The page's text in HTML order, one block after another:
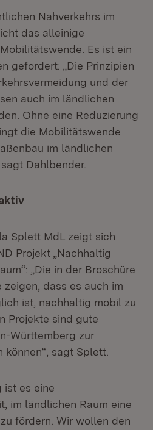
Nahverkehrs im
das alleinige
Es ist ein
gefordert: „Die Prinzipien
und der
auch im ländlichen
Ohne eine Reduzierung
die Mobilitätswende
im ländlichen
Dahlbender.
Splett MdL zeigt sich
Projekt „Nachhaltig
„Die in der Broschüre
dass es auch im
ist, nachhaltig mobil zu
Projekte sind gute
Württemberg zur
sagt Splett.
ist es eine
im ländlichen Raum eine
fördern. Wir wollen den